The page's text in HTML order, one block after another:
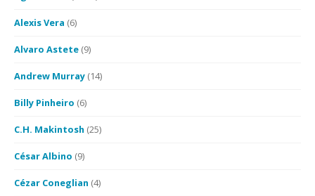
Alexis Vera (6)
Alvaro Astete (9)
Andrew Murray (14)
Billy Pinheiro (6)
C.H. Makintosh (25)
César Albino (9)
Cézar Coneglian (4)